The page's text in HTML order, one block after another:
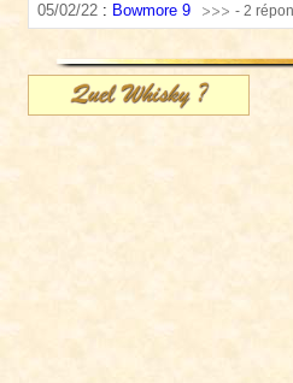
05/02/22 : Bowmore 9 - 2